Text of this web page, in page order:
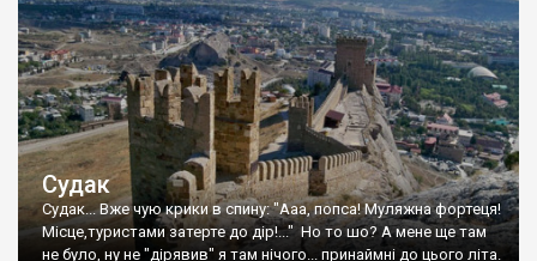
Судак
Судак... Вже чую крики в спину: "Ааа, попса! Муляжна фортеця!
Місце,туристами затерте до дір!..." Но то шо? А мене ще там
не було, ну не "дірявив" я там нічого... принаймні до цього літа.